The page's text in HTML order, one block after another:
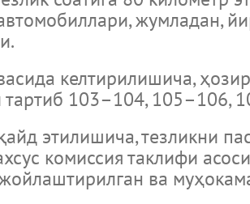
жумладан,
келтирилишича,
тартиб 103–104, 105–106,
этилишича, тезликни
комиссия таклифи
ва